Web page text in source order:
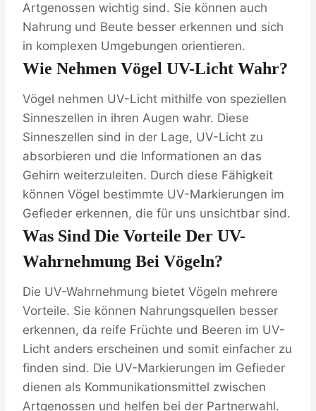
Artgenossen wichtig sind. Sie können auch
Nahrung und Beute besser erkennen und sich
in komplexen Umgebungen orientieren.
Wie Nehmen Vögel UV-Licht Wahr?
Vögel nehmen UV-Licht mithilfe von speziellen
Sinneszellen in ihren Augen wahr. Diese
Sinneszellen sind in der Lage, UV-Licht zu
absorbieren und die Informationen an das
Gehirn weiterzuleiten. Durch diese Fähigkeit
können Vögel bestimmte UV-Markierungen im
Gefieder erkennen, die für uns unsichtbar sind.
Was Sind Die Vorteile Der UV-
Wahrnehmung Bei Vögeln?
Die UV-Wahrnehmung bietet Vögeln mehrere
Vorteile. Sie können Nahrungsquellen besser
erkennen, da reife Früchte und Beeren im UV-
Licht anders erscheinen und somit einfacher zu
finden sind. Die UV-Markierungen im Gefieder
dienen als Kommunikationsmittel zwischen
Artgenossen und helfen bei der Partnerwahl.